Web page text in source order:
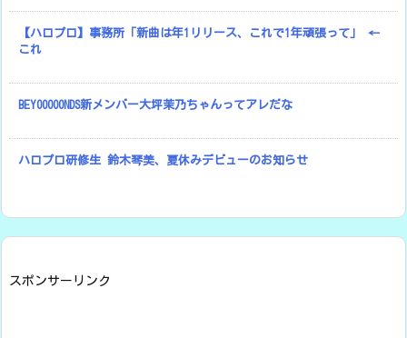
【ハロプロ】事務所「新曲は年1リリース、これで1年頑張って」 ←
これ
BEYOOOOONDS新メンバー大坪茉乃ちゃんってアレだな
ハロプロ研修生 鈴木琴美、夏休みデビューのお知らせ
スポンサーリンク